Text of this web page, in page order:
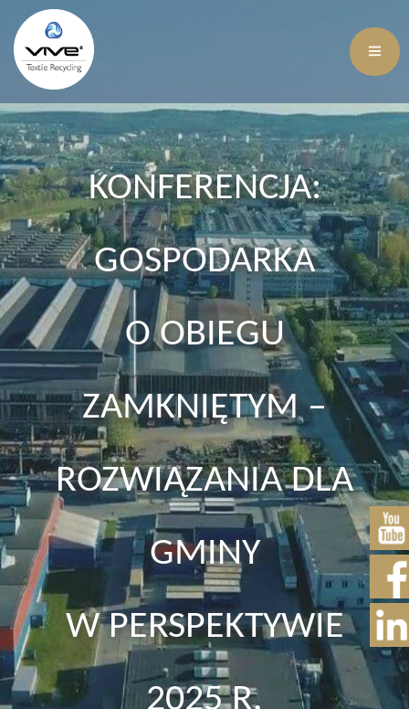
KONFERENCJA:
GOSPODARKA
O OBIEGU
ZAMKNIĘTYM –
ROZWIĄZANIA DLA
GMINY
W PERSPEKTYWIE
2025 R.